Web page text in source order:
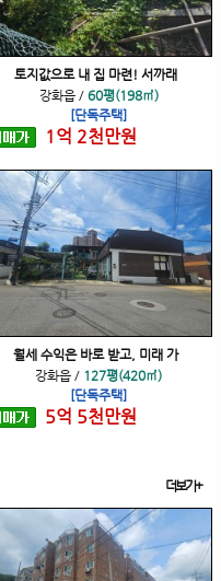
토지값으로 내 집 마련! 서까래
강화읍/ 60평(198㎡)
[단독주택]
1 억 2천만원
월세 수익은 바로 받고, 미래 가
강화읍 / 127평(420㎡)
[단독주택]
5억 5천만원
더보기+